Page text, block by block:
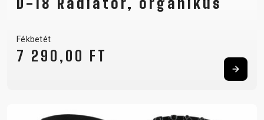
Fékbetét
7 290,00 FT